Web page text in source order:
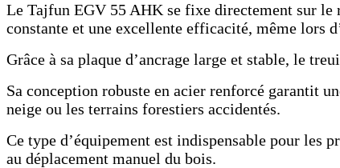
Le Tajfun EGV 55 AHK se fixe directement sur le
constante et une excellente efficacité, même lors
Grâce à sa plaque d’ancrage large et stable, le
Sa conception robuste en acier renforcé garantit
neige ou les terrains forestiers accidentés.
Ce type d’équipement est indispensable pour les
au déplacement manuel du bois.